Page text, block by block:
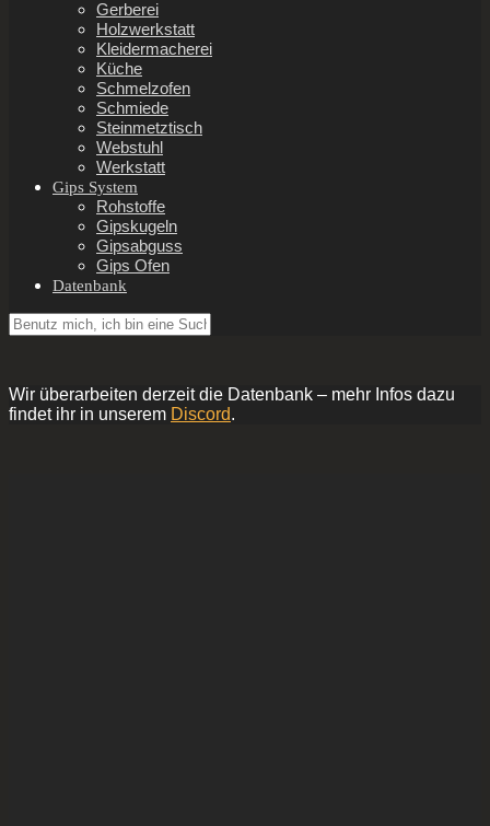
Gerberei
Holzwerkstatt
Kleidermacherei
Küche
Schmelzofen
Schmiede
Steinmetztisch
Webstuhl
Werkstatt
Gips System
Rohstoffe
Gipskugeln
Gipsabguss
Gips Ofen
Datenbank
Wir überarbeiten derzeit die Datenbank – mehr Infos dazu
findet ihr in unserem Discord.